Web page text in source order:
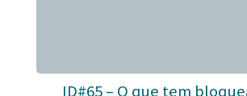
ID#65 – O que tem